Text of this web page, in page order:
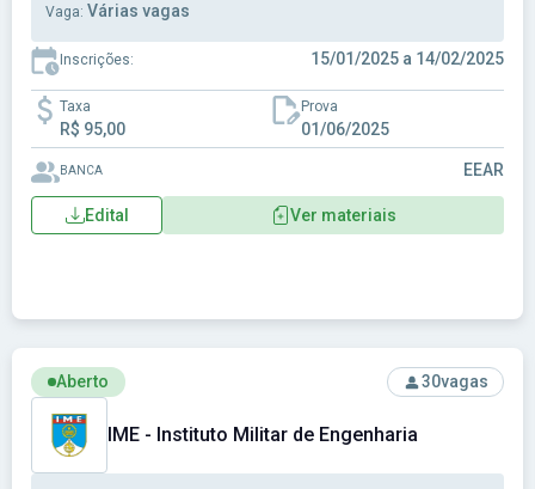
Vaga: Várias vagas
Inscrições: 15/01/2025 a 14/02/2025
Taxa
R$ 95,00
Prova
01/06/2025
BANCA EEAR
Edital Ver materiais
Ver concurso: IME - Instituto Militar de Engenharia
Aberto 30vagas
IME - Instituto Militar de Engenharia